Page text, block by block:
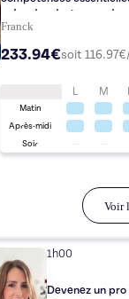
créer des designs et
Franck
233.94€soit116.97
L M
Matin
Après-midi
Soir
Voir
1h00
Devenez un